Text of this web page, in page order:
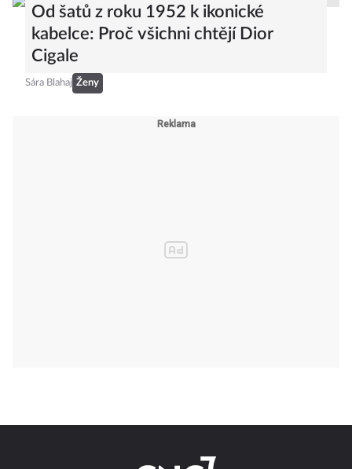
Od šatů z roku 1952 k ikonické
kabelce: Proč všichni chtějí Dior
Cigale
Sára Blahaj Ženy